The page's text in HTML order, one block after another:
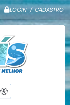
LOGIN / CADASTRO